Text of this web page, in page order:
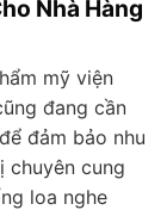
Nhà Hàng
mỹ viện
đang cần
đảm bảo nhu
chuyên cung
loa nghe